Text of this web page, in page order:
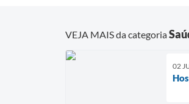
VEJA MAIS da categoria
02